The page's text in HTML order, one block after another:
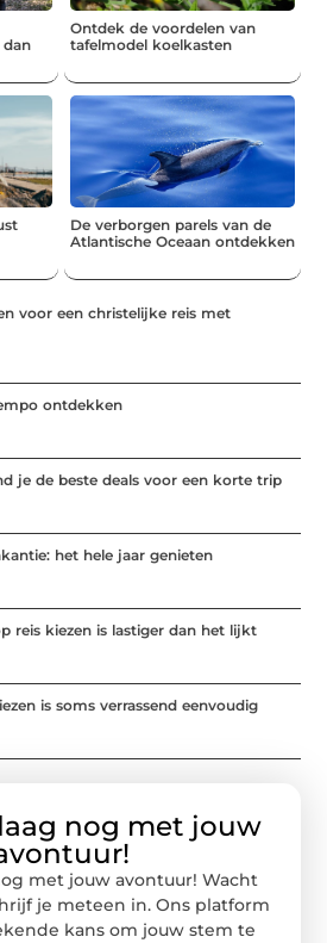
dan
Ontdek de voordelen van
tafelmodel koelkasten
De verborgen parels van de
Atlantische Oceaan ontdekken
voor een christelijke reis met
ontdekken
je de beste deals voor een korte trip
het hele jaar genieten
reis kiezen is lastiger dan het lijkt
is soms verrassend eenvoudig
nog met jouw
met jouw avontuur! Wacht
je meteen in. Ons platform
kans om jouw stem te